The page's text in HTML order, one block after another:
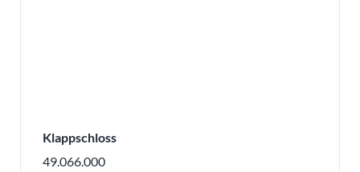
Klappschloss
49.066.000